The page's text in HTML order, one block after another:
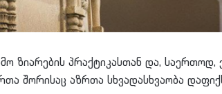
ზიარების პრაქტიკასთან და,
შორისაც აზრთა სხვადასხვაობა